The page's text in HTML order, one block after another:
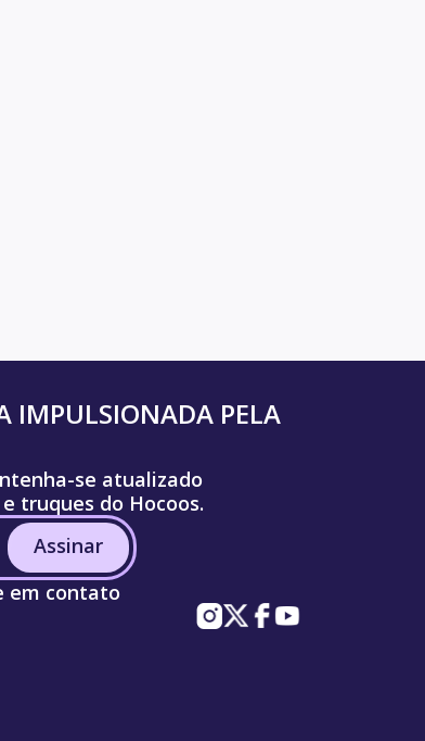
IMPULSIONADA PELA
se atualizado
truques do Hocoos.
Assinar
em contato